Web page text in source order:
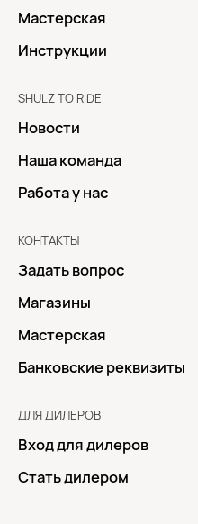
Мастерская
Инструкции
SHULZ TO RIDE
Новости
Наша команда
Работа у нас
КОНТАКТЫ
Задать вопрос
Магазины
Мастерская
Банковские реквизиты
ДЛЯ ДИЛЕРОВ
Вход для дилеров
Стать дилером